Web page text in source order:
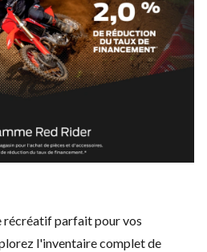
récréatif parfait pour vos
l'inventaire complet de